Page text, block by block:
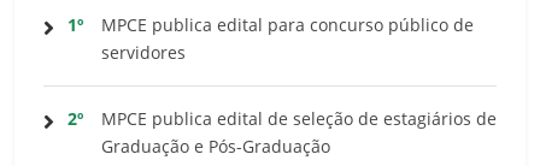
1º
MPCE publica edital para concurso público de
servidores
2º
MPCE publica edital de seleção de estagiários de
Graduação e Pós-Graduação